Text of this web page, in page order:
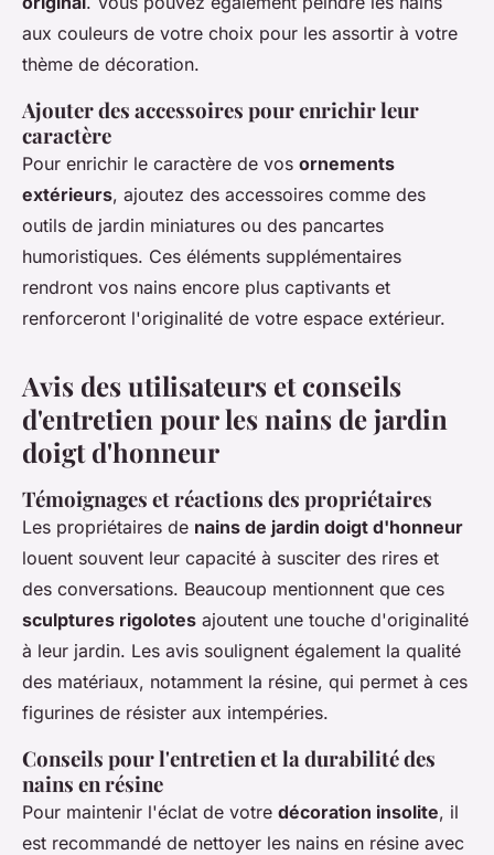
aux couleurs de votre choix pour les assortir à votre
thème de décoration.
Ajouter des accessoires pour enrichir leur
caractère
Pour enrichir le caractère de vos ornements
extérieurs, ajoutez des accessoires comme des
outils de jardin miniatures ou des pancartes
humoristiques. Ces éléments supplémentaires
rendront vos nains encore plus captivants et
renforceront l'originalité de votre espace extérieur.
Avis des utilisateurs et conseils
d'entretien pour les nains de jardin
doigt d'honneur
Témoignages et réactions des propriétaires
Les propriétaires de nains de jardin doigt d'honneur
louent souvent leur capacité à susciter des rires et
des conversations. Beaucoup mentionnent que ces
sculptures rigolotes ajoutent une touche d'originalité
à leur jardin. Les avis soulignent également la qualité
des matériaux, notamment la résine, qui permet à ces
figurines de résister aux intempéries.
Conseils pour l'entretien et la durabilité des
nains en résine
Pour maintenir l'éclat de votre décoration insolite, il
est recommandé de nettoyer les nains en résine avec